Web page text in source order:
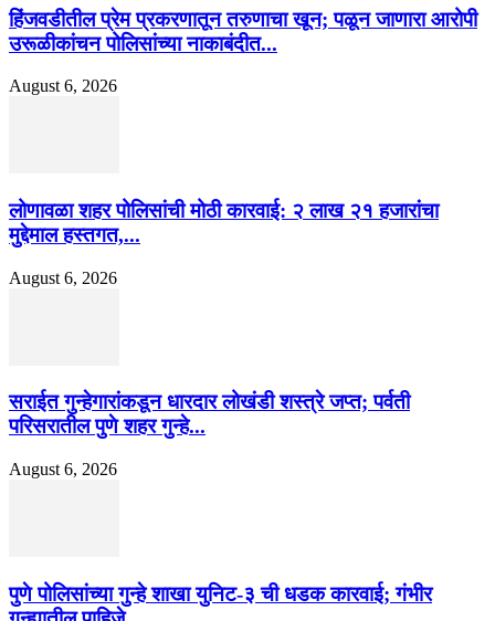
हिंजवडीतील प्रेम प्रकरणातून तरुणाचा खून; पळून जाणारा आरोपी
उरूळीकांचन पोलिसांच्या नाकाबंदीत...
August 6, 2026
लोणावळा शहर पोलिसांची मोठी कारवाई: २ लाख २१ हजारांचा
मुद्देमाल हस्तगत,...
August 6, 2026
सराईत गुन्हेगारांकडून धारदार लोखंडी शस्त्रे जप्त; पर्वती
परिसरातील पुणे शहर गुन्हे...
August 6, 2026
पुणे पोलिसांच्या गुन्हे शाखा युनिट-३ ची धडक कारवाई; गंभीर